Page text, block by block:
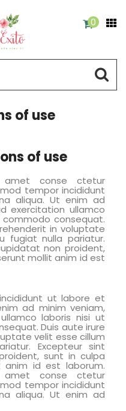
0
of use
of use
conse ctetur
tempor incididunt
aliqua. Ut enim ad
exercitation ullamco
consequat.
in voluptate
fugiat nulla pariatur.
non proident,
mollit anim id est
ut labore et
ad minim veniam,
laboris nisi ut
Duis aute irure
velit esse cillum
Excepteur sint
sunt in culpa
id est laborum.
conse ctetur
tempor incididunt
aliqua. Ut enim ad